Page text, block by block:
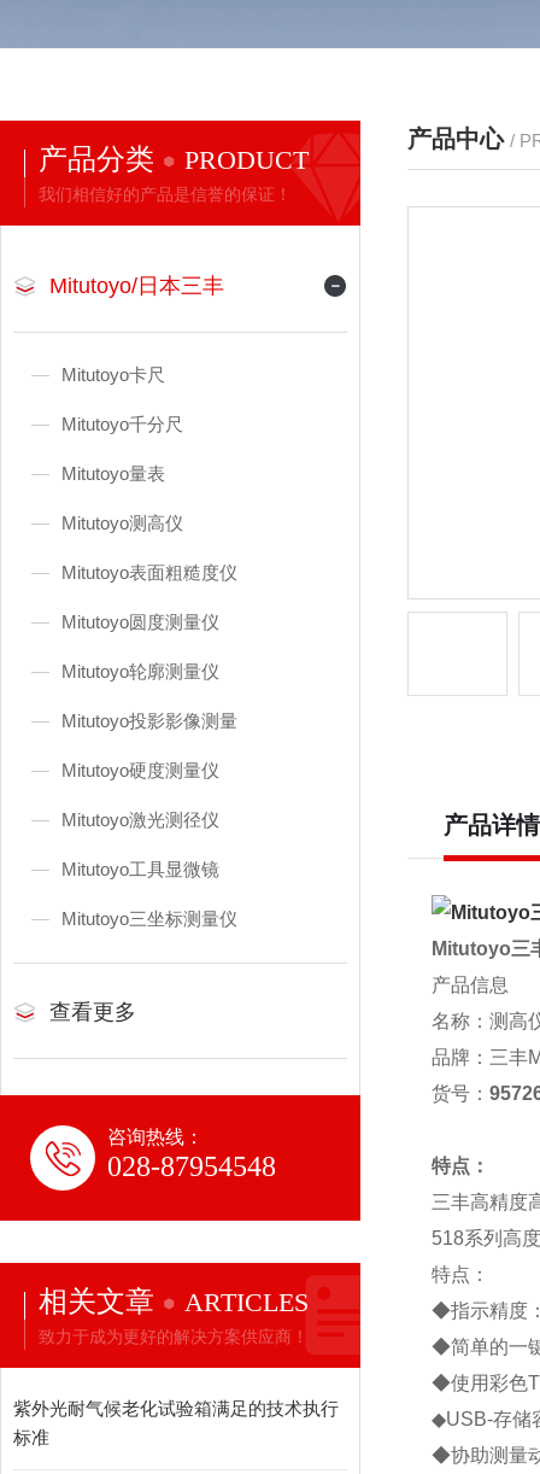
产品分类 PRODUCT
我们相信好的产品是信誉的保证！
Mitutoyo/日本三丰
Mitutoyo卡尺
Mitutoyo千分尺
Mitutoyo量表
Mitutoyo测高仪
Mitutoyo表面粗糙度仪
Mitutoyo圆度测量仪
Mitutoyo轮廓测量仪
Mitutoyo投影影像测量
Mitutoyo硬度测量仪
Mitutoyo激光测径仪
Mitutoyo工具显微镜
Mitutoyo三坐标测量仪
查看更多
咨询热线：
028-87954548
相关文章 ARTICLES
致力于成为更好的解决方案供应商！
紫外光耐气候老化试验箱满足的技术执行
标准
产品中心 /
产品详情
Mitutoyo三
产品信息
名称：测高
品牌：三丰
货号：
特点：
三丰高精度
518系列高
特点：
◆指示精度
◆简单的一
◆使用彩色
◆USB-存储
◆协助测量